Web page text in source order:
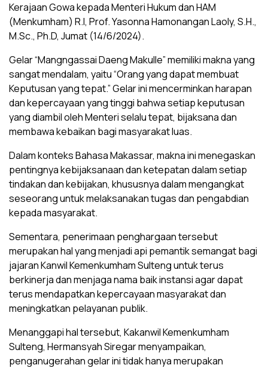
Kerajaan Gowa kepada Menteri Hukum dan HAM
(Menkumham) R.I, Prof. Yasonna Hamonangan Laoly, S.H.,
M.Sc., Ph.D, Jumat (14/6/2024).
Gelar “Mangngassai Daeng Makulle” memiliki makna yang
sangat mendalam, yaitu “Orang yang dapat membuat
Keputusan yang tepat.” Gelar ini mencerminkan harapan
dan kepercayaan yang tinggi bahwa setiap keputusan
yang diambil oleh Menteri selalu tepat, bijaksana dan
membawa kebaikan bagi masyarakat luas.
Dalam konteks Bahasa Makassar, makna ini menegaskan
pentingnya kebijaksanaan dan ketepatan dalam setiap
tindakan dan kebijakan, khususnya dalam mengangkat
seseorang untuk melaksanakan tugas dan pengabdian
kepada masyarakat.
Sementara, penerimaan penghargaan tersebut
merupakan hal yang menjadi api pemantik semangat bagi
jajaran Kanwil Kemenkumham Sulteng untuk terus
berkinerja dan menjaga nama baik instansi agar dapat
terus mendapatkan kepercayaan masyarakat dan
meningkatkan pelayanan publik.
Menanggapi hal tersebut, Kakanwil Kemenkumham
Sulteng, Hermansyah Siregar menyampaikan,
penganugerahan gelar ini tidak hanya merupakan